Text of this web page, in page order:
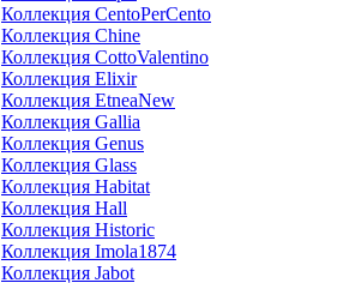
Коллекция CentoPerCento
Коллекция Chine
Коллекция CottoValentino
Коллекция Elixir
Коллекция EtneaNew
Коллекция Gallia
Коллекция Genus
Коллекция Glass
Коллекция Habitat
Коллекция Hall
Коллекция Historic
Коллекция Imola1874
Коллекция Jabot